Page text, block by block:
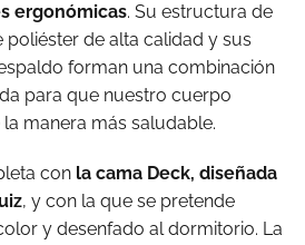
ergonómicas. Su estructura de
de alta calidad y sus
forman una combinación
para que nuestro cuerpo
manera más saludable.
con la cama Deck, diseñada
, y con la que se pretende
y desenfado al dormitorio. La